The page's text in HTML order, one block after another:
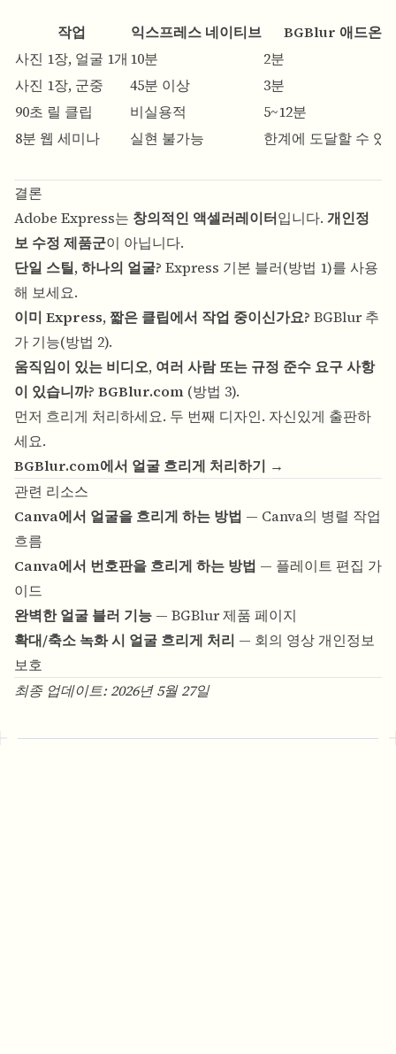
작업 익스프레스 네이티브
BGBlur 애드온
사진 1장, 얼굴 1개 10분
2분
사진 1장, 군중
45분 이상
3분
90초 릴 클립
비실용적
5~12분
8분 웹 세미나
실현 불가능 한계에 도달할 수 있
결론
Adobe Express는 창의적인 액셀러레이터입니다. 개인정
보 수정 제품군이 아닙니다.
단일 스틸, 하나의 얼굴? Express 기본 블러(방법 1)를 사용
해 보세요.
이미 Express, 짧은 클립에서 작업 중이신가요? BGBlur 추
가 기능(방법 2).
움직임이 있는 비디오, 여러 사람 또는 규정 준수 요구 사항
이 있습니까? BGBlur.com (방법 3).
먼저 흐리게 처리하세요. 두 번째 디자인. 자신있게 출판하
세요.
BGBlur.com에서 얼굴 흐리게 처리하기 →
관련 리소스
Canva에서 얼굴을 흐리게 하는 방법 — Canva의 병렬 작업
흐름
Canva에서 번호판을 흐리게 하는 방법 — 플레이트 편집 가
이드
완벽한 얼굴 블러 기능 — BGBlur 제품 페이지
확대/축소 녹화 시 얼굴 흐리게 처리 — 회의 영상 개인정보
보호
최종 업데이트: 2026년 5월 27일